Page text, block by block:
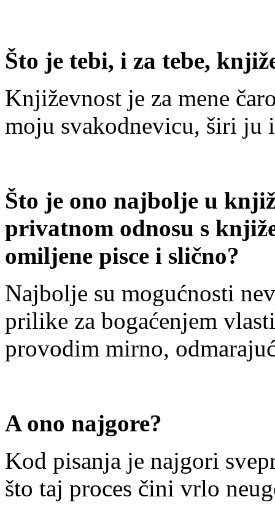
Što je tebi, i za tebe,
Književnost je za mene
moju svakodnevicu, širi ju
Što je ono najbolje u
privatnom odnosu s
omiljene pisce i slično?
Najbolje su mogućnosti
prilike za bogaćenjem
provodim mirno,
A ono najgore?
Kod pisanja je najgori
što taj proces čini vrlo